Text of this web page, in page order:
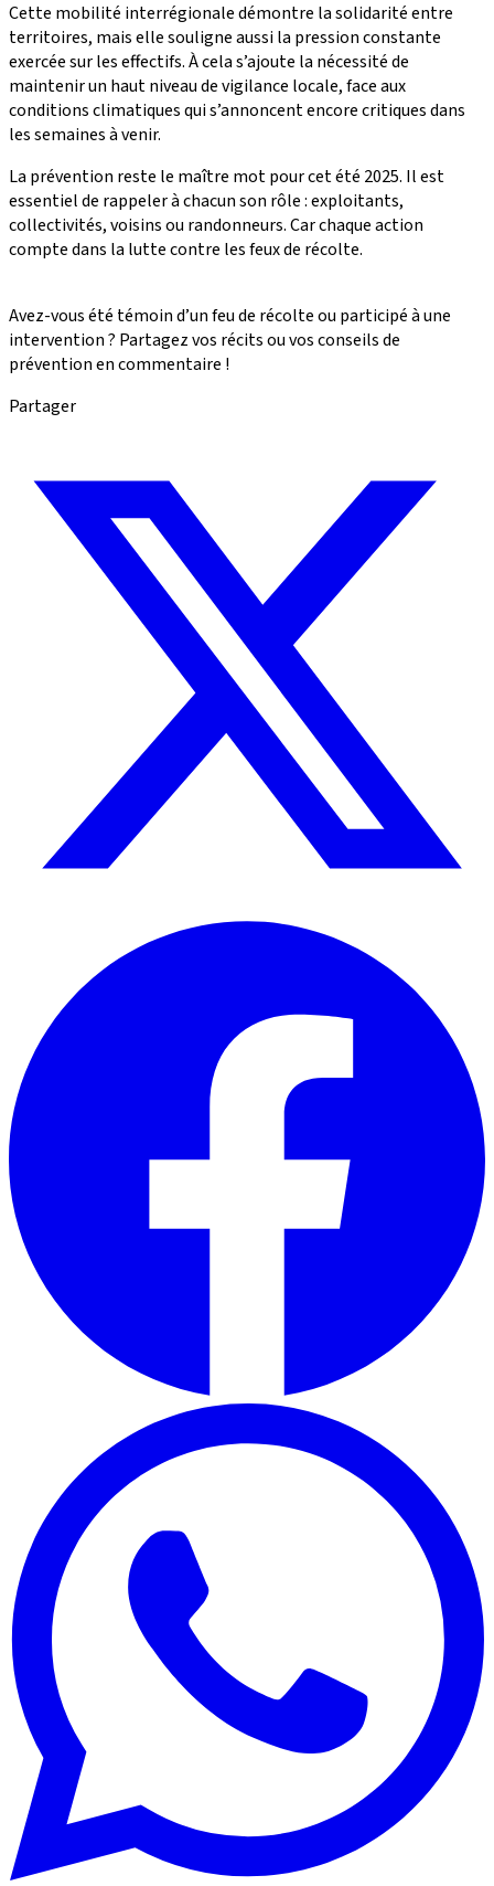
Cette mobilité interrégionale démontre la solidarité entre
territoires, mais elle souligne aussi la pression constante
exercée sur les effectifs. À cela s’ajoute la nécessité de
maintenir un haut niveau de vigilance locale, face aux
conditions climatiques qui s’annoncent encore critiques dans
les semaines à venir.
La prévention reste le maître mot pour cet été 2025. Il est
essentiel de rappeler à chacun son rôle : exploitants,
collectivités, voisins ou randonneurs. Car chaque action
compte dans la lutte contre les feux de récolte.
Avez-vous été témoin d’un feu de récolte ou participé à une
intervention ? Partagez vos récits ou vos conseils de
prévention en commentaire !
Partager